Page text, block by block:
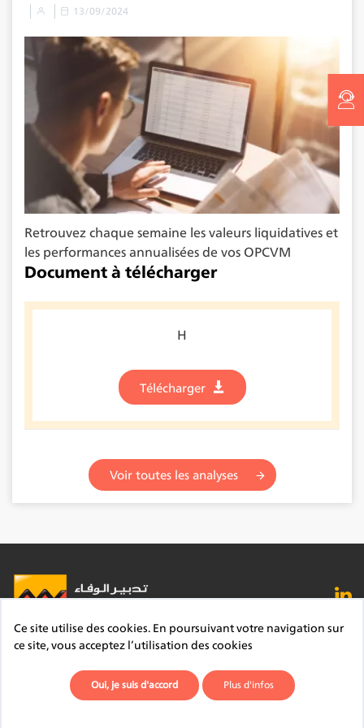
13/09/2024
Retrouvez chaque semaine les valeurs liquidatives et
les performances annualisées de vos OPCVM
Document à télécharger
H
Télécharger
Voir toutes les analyses
FAQ Lexique Contact
Mentions légales
Site du Groupe
Plan du site Déontologie
Ce site utilise des cookies. En poursuivant votre navigation sur
ce site, vous acceptez l’utilisation des cookies
Oui, je suis d'accord Plus d'infos